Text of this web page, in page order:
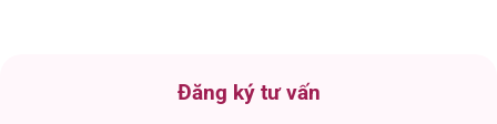
Đăng ký tư vấn